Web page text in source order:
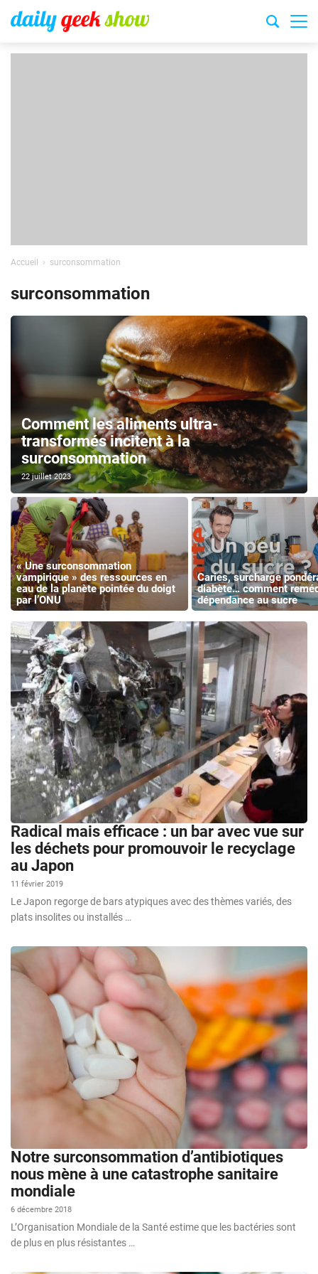
Accueil surconsommation
surconsommation
Comment les aliments ultra-
transformés incitent à la
surconsommation
22 juillet 2023
« Une surconsommation
vampirique » des ressources en
eau de la planète pointée du doigt
par l’ONU
Caries, surcharge
diabète… comment
dépendance au sucre
Radical mais efficace : un bar avec vue sur
les déchets pour promouvoir le recyclage
au Japon
11 février 2019
Le Japon regorge de bars atypiques avec des thèmes variés, des
plats insolites ou installés …
Notre surconsommation d’antibiotiques
nous mène à une catastrophe sanitaire
mondiale
6 décembre 2018
L’Organisation Mondiale de la Santé estime que les bactéries sont
de plus en plus résistantes …